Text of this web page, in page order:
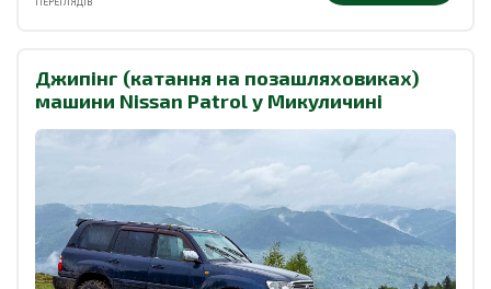
Джипінг (катання на позашляховиках)
машини Nissan Patrol у Микуличині